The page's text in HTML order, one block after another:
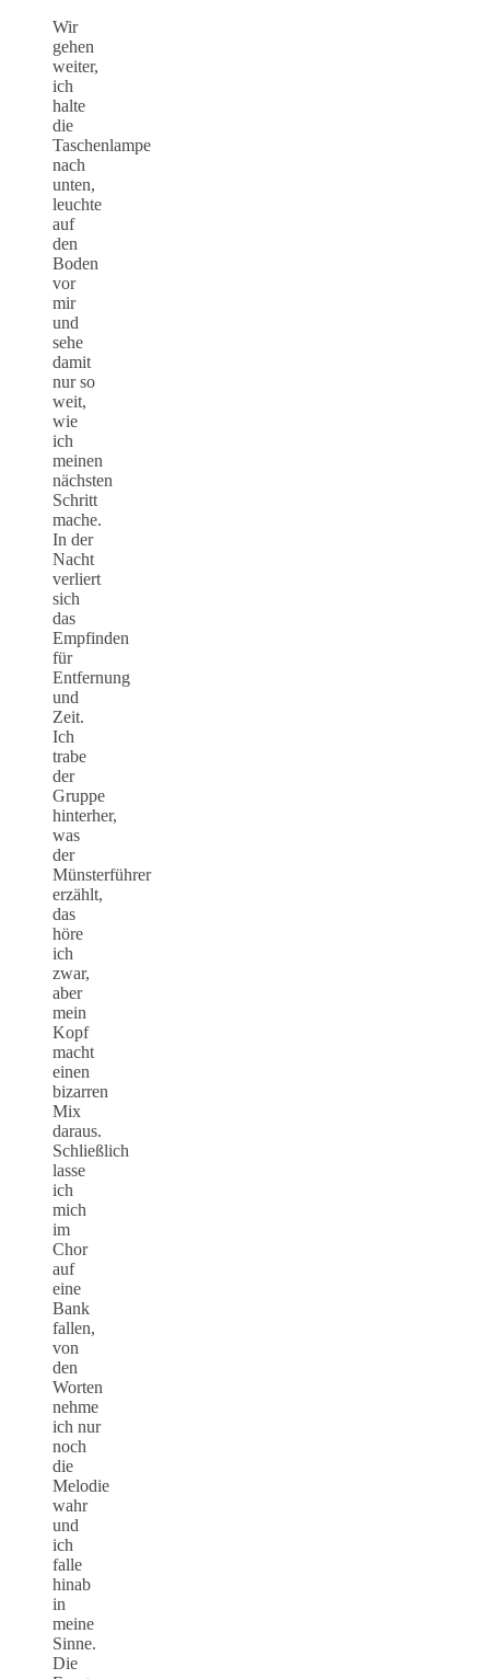
Wir
gehen
weiter,
ich
halte
die
Taschenlampe
nach
unten,
leuchte
auf
den
Boden
vor
mir
und
sehe
damit
nur so
weit,
wie
ich
meinen
nächsten
Schritt
mache.
In der
Nacht
verliert
sich
das
Empfinden
für
Entfernung
und
Zeit.
Ich
trabe
der
Gruppe
hinterher,
was
der
Münsterführer
erzählt,
das
höre
ich
zwar,
aber
mein
Kopf
macht
einen
bizarren
Mix
daraus.
Schließlich
lasse
ich
mich
im
Chor
auf
eine
Bank
fallen,
von
den
Worten
nehme
ich nur
noch
die
Melodie
wahr
und
ich
falle
hinab
in
meine
Sinne.
Die